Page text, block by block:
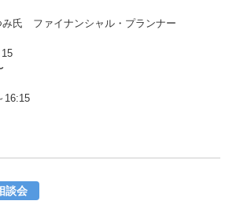
氏 ファイナンシャル・プランナー
16:15
談会